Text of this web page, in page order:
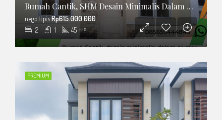
Rumah Cantik, SHM Desain Minimalis Dalam Cluster
2 1 45 m²
nego tipisRp615.000.000
PREMIUM